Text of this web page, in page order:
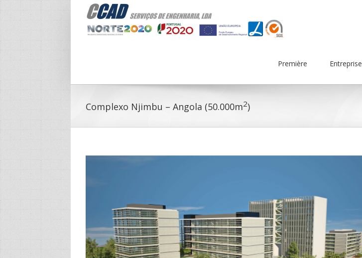
Première Entreprise
Complexo Njimbu – Angola (50.000m2)